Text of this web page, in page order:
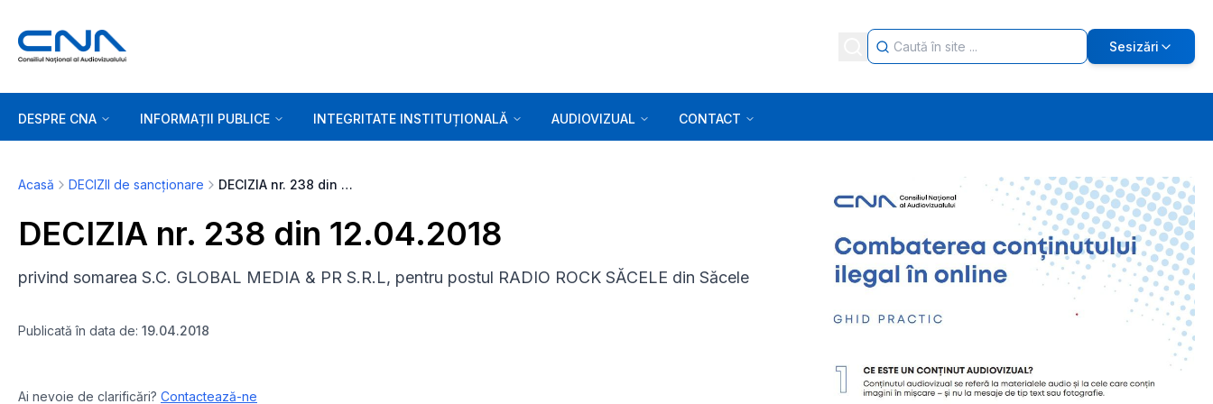
Sesizări
DESPRE CNA INFORMAȚII PUBLICE INTEGRITATE INSTITUȚIONALĂ AUDIOVIZUAL CONTACT
Acasă DECIZII de sancționare DECIZIA nr. 238 din 12.04.2018
DECIZIA nr. 238 din 12.04.2018
privind somarea S.C. GLOBAL MEDIA & PR S.R.L, pentru postul RADIO ROCK SĂCELE din Săcele
Publicată în data de: 19.04.2018
Ai nevoie de clarificări? Contactează-ne